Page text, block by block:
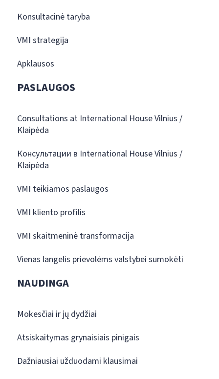
Konsultacinė taryba
VMI strategija
Apklausos
PASLAUGOS
Consultations at International House Vilnius /
Klaipėda
Консультации в International House Vilnius /
Klaipėda
VMI teikiamos paslaugos
VMI kliento profilis
VMI skaitmeninė transformacija
Vienas langelis prievolėms valstybei sumokėti
NAUDINGA
Mokesčiai ir jų dydžiai
Atsiskaitymas grynaisiais pinigais
Dažniausiai užduodami klausimai